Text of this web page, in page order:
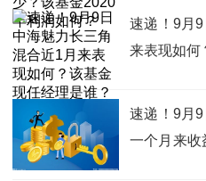
速递！9月
来表现如何
速递！9月
一个月来收